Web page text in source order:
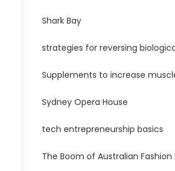
Shark Bay
strategies for reversing
Supplements to increase
Sydney Opera House
tech entrepreneurship basics
The Boom of Australian Fashion